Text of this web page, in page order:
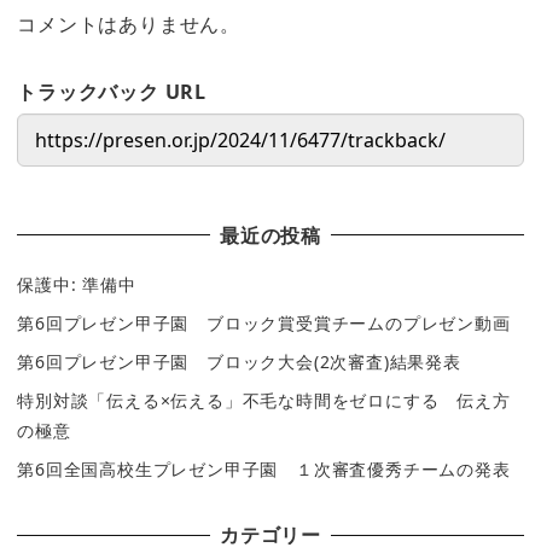
コメントはありません。
トラックバック URL
最近の投稿
保護中: 準備中
第6回プレゼン甲子園 ブロック賞受賞チームのプレゼン動画
第6回プレゼン甲子園 ブロック大会(2次審査)結果発表
特別対談「伝える×伝える」不毛な時間をゼロにする 伝え方
の極意
第6回全国高校生プレゼン甲子園 １次審査優秀チームの発表
カテゴリー